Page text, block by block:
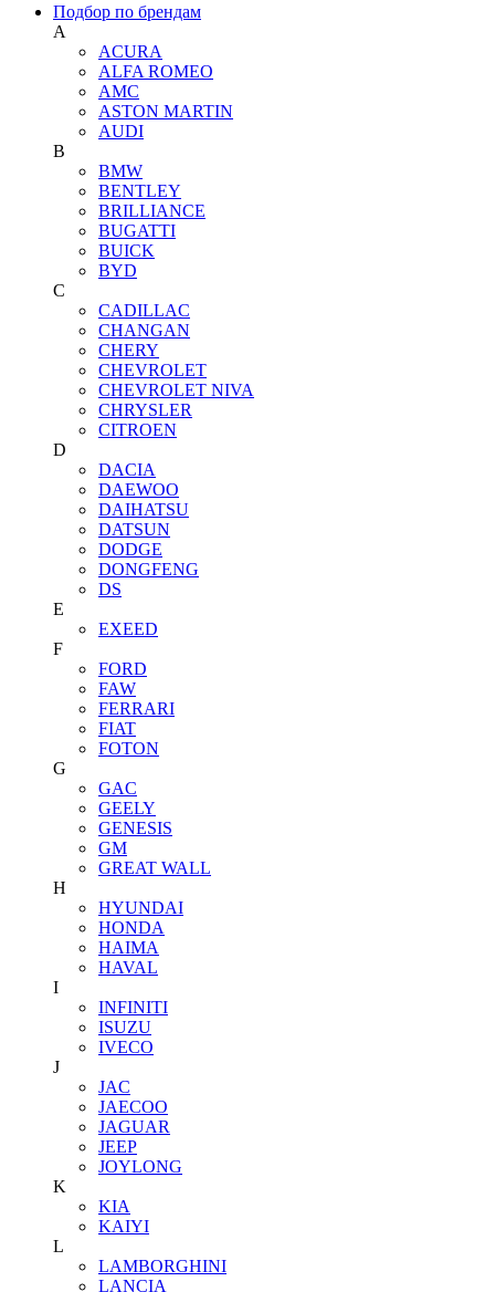
Подбор по брендам
A
ACURA
ALFA ROMEO
AMC
ASTON MARTIN
AUDI
B
BMW
BENTLEY
BRILLIANCE
BUGATTI
BUICK
BYD
C
CADILLAC
CHANGAN
CHERY
CHEVROLET
CHEVROLET NIVA
CHRYSLER
CITROEN
D
DACIA
DAEWOO
DAIHATSU
DATSUN
DODGE
DONGFENG
DS
E
EXEED
F
FORD
FAW
FERRARI
FIAT
FOTON
G
GAC
GEELY
GENESIS
GM
GREAT WALL
H
HYUNDAI
HONDA
HAIMA
HAVAL
I
INFINITI
ISUZU
IVECO
J
JAC
JAECOO
JAGUAR
JEEP
JOYLONG
K
KIA
KAIYI
L
LAMBORGHINI
LANCIA